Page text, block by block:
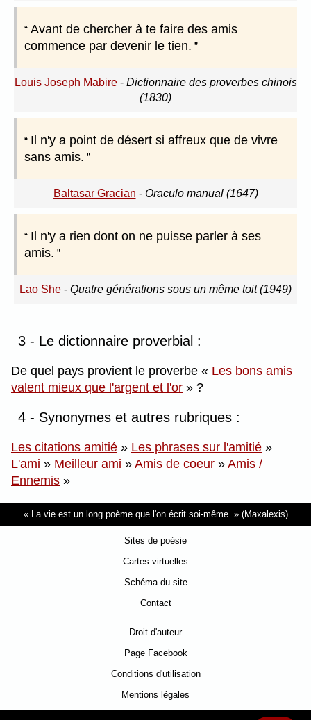
Avant de chercher à te faire des amis
commence par devenir le tien.
Louis Joseph Mabire- Dictionnaire des proverbes chinois
(1830)
Il n'y a point de désert si affreux que de vivre
sans amis.
Baltasar Gracian - Oraculo manual (1647)
Il n'y a rien dont on ne puisse parler à ses
amis.
Lao She - Quatre générations sous un même toit (1949)
3 - Le dictionnaire proverbial :
De quel pays provient le proverbe
Les bons amis
valent mieux que l'argent et l'or
?
4 - Synonymes et autres rubriques :
Les citations amitié » Les phrases sur l'amitié »
L'ami » Meilleur ami » Amis de coeur » Amis /
Ennemis »
La vie est un long poème que l'on écrit soi-même. (Maxalexis)
Sites de poésie
Cartes virtuelles
Schéma du site
Contact
Droit d'auteur
Page Facebook
Conditions d'utilisation
Mentions légales